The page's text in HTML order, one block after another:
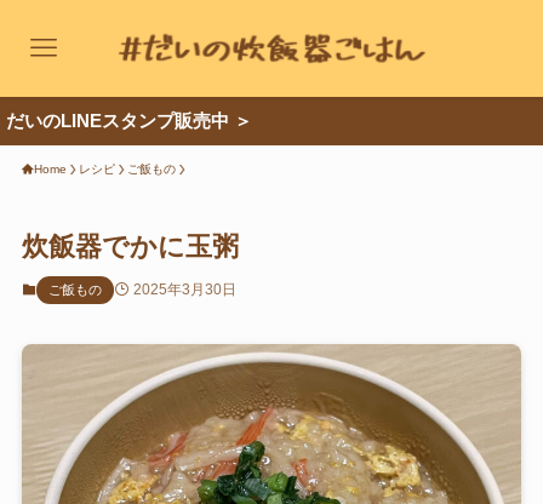
レシピカテゴリー
パスタ・グラタン
肉のおかず
卵のおかず
お菓子
麺類
パン
LINEスタンプ販売中 ＞
Home レシピ ご飯もの
炊飯器でかに玉粥
ご飯もの 2025年3月30日